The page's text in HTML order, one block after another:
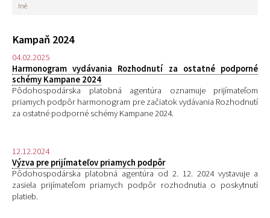
Iné
Kampaň 2024
04.02.2025
Harmonogram vydávania Rozhodnutí za ostatné podporné
schémy Kampane 2024
Pôdohospodárska platobná agentúra oznamuje prijímateľom
priamych podpôr harmonogram pre začiatok vydávania Rozhodnutí
za ostatné podporné schémy Kampane 2024.
12.12.2024
Výzva pre prijímateľov priamych podpôr
Pôdohospodárska platobná agentúra od 2. 12. 2024 vystavuje a
zasiela prijímateľom priamych podpôr rozhodnutia o poskytnutí
platieb.